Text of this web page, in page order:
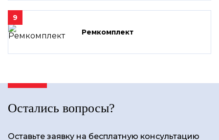
9
Ремкомплект
Остались вопросы?
Оставьте заявку на бесплатную консультацию